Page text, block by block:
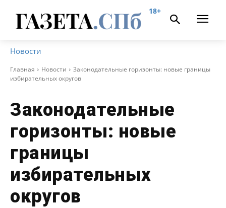
18+
Новости
Главная Новости
Законодательные горизонты: новые границы
избирательных округов
Законодательные
горизонты: новые
границы
избирательных
округов